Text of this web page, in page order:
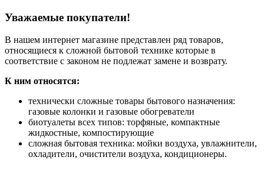
Уважаемые покупатели!
В нашем интернет магазине представлен ряд товаров,
относящиеся к сложной бытовой технике которые в
соответствие с законом не подлежат замене и возврату.
К ним относятся:
технически сложные товары бытового назначения:
газовые колонки и газовые обогреватели
биотуалеты всех типов: торфяные, компактные
жидкостные, компостирующие
сложная бытовая техника: мойки воздуха, увлажнители,
охладители, очистители воздуха, кондиционеры.